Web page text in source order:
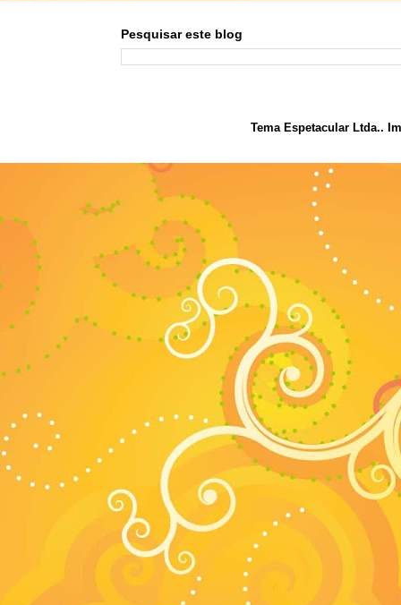
Pesquisar este blog
Tema Espetacular Ltda..